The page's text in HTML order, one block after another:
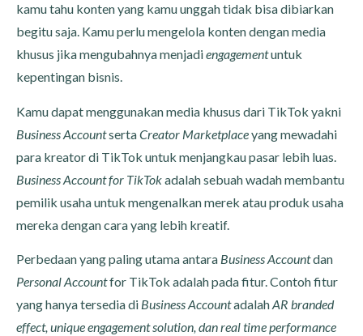
kamu tahu konten yang kamu unggah tidak bisa dibiarkan
begitu saja. Kamu perlu mengelola konten dengan media
khusus jika mengubahnya menjadiengagementuntuk
kepentingan bisnis.
Kamu dapat menggunakan media khusus dari TikTok yakni
Business AccountsertaCreator Marketplaceyang mewadahi
para kreator di TikTok untuk menjangkau pasar lebih luas.
Business Account for TikTokadalah sebuah wadah membantu
pemilik usaha untuk mengenalkan merek atau produk usaha
mereka dengan cara yang lebih kreatif.
Perbedaan yang paling utama antara Business Accountdan
Personal Accountfor TikTok adalah pada fitur. Contoh fitur
yang hanya tersedia di Business AccountadalahAR branded
effect, unique engagement solution, dan real time performance